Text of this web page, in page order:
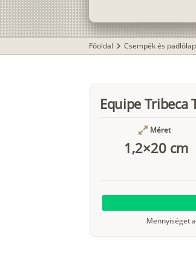
Főoldal chevron_right Csempék és
Equipe Tribeca
Méret
1,2×20 cm
Mennyiséget